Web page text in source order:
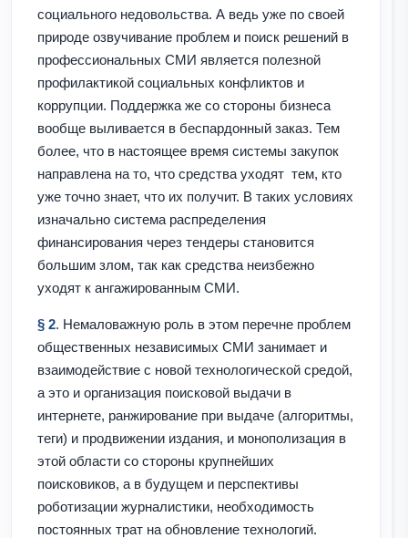
социального недовольства. А ведь уже по своей
природе озвучивание проблем и поиск решений в
профессиональных СМИ является полезной
профилактикой социальных конфликтов и
коррупции. Поддержка же со стороны бизнеса
вообще выливается в беспардонный заказ. Тем
более, что в настоящее время системы закупок
направлена на то, что средства уходят тем, кто
уже точно знает, что их получит. В таких условиях
изначально система распределения
финансирования через тендеры становится
большим злом, так как средства неизбежно
уходят к ангажированным СМИ.
§ 2. Немаловажную роль в этом перечне проблем
общественных независимых СМИ занимает и
взаимодействие с новой технологической средой,
а это и организация поисковой выдачи в
интернете, ранжирование при выдаче (алгоритмы,
теги) и продвижении издания, и монополизация в
этой области со стороны крупнейших
поисковиков, а в будущем и перспективы
роботизации журналистики, необходимость
постоянных трат на обновление технологий.